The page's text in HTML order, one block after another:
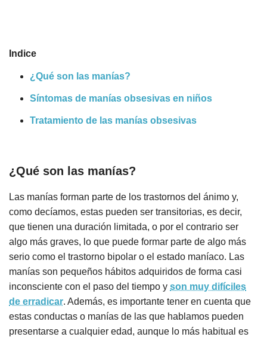
Indice
¿Qué son las manías?
Síntomas de manías obsesivas en niños
Tratamiento de las manías obsesivas
¿Qué son las manías?
Las manías forman parte de los trastornos del ánimo y,
como decíamos, estas pueden ser transitorias, es decir,
que tienen una duración limitada, o por el contrario ser
algo más graves, lo que puede formar parte de algo más
serio como el trastorno bipolar o el estado maníaco. Las
manías son pequeños hábitos adquiridos de forma casi
inconsciente con el paso del tiempo y son muy difíciles
de erradicar. Además, es importante tener en cuenta que
estas conductas o manías de las que hablamos pueden
presentarse a cualquier edad, aunque lo más habitual es